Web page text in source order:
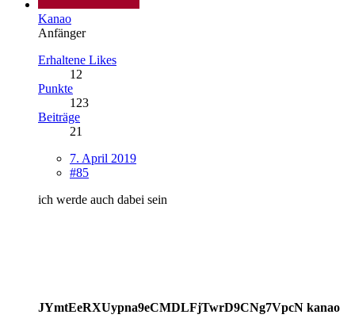
Kanao
Anfänger
Erhaltene Likes
12
Punkte
123
Beiträge
21
7. April 2019
#85
ich werde auch dabei sein
JYmtEeRXUypna9eCMDLFjTwrD9CNg7VpcN kanao